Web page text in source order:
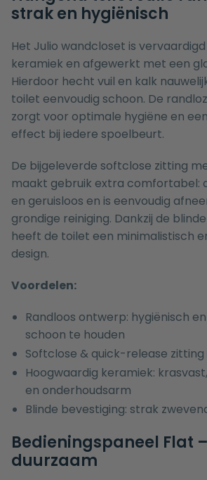
strak en hygiënisch
Het Julio wandcloset is
keramiek en afgewerkt met een
Hierdoor hecht vuil en kalk
toilet eenvoudig schoon. De
zorgt voor optimale hygiëne en
effect bij iedere spoelbeurt.
De bijgeleverde softclose zitting
maakt gebruik extra comfortabel:
en geruisloos en is eenvoudig
grondige reiniging. Dankzij de
heeft de toilet een minimalistisch
design.
Voordelen:
Randloos ontwerp: hygiënisch
schoon te houden
Softclose & quick-release
Hoogwaardig keramiek:
en onderhoudsarm
Blinde bevestiging: strak
Bedieningspaneel Flat
duurzaam